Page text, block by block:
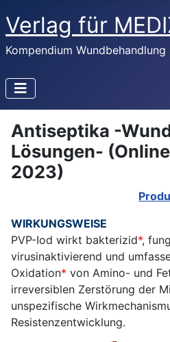
Verlag für
Kompendium Wundbehandlung
Antiseptika -
Lösungen-
2023)
WIRKUNGSWEISE
PVP-Iod wirkt bakterizid*,
virusinaktivierend und
Oxidation* von Amino- und
irreversiblen Zerstörung der
unspezifische
Resistenzentwicklung.